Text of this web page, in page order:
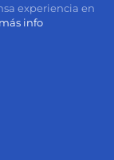
experiencia en
más info